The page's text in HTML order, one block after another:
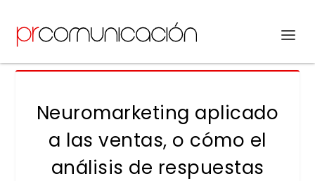
Neuromarketing aplicado
a las ventas, o cómo el
análisis de respuestas